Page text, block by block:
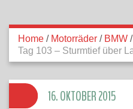
Home / Motorräder / BMW /
Tag 103 – Sturmtief über
16. OKTOBER 2015